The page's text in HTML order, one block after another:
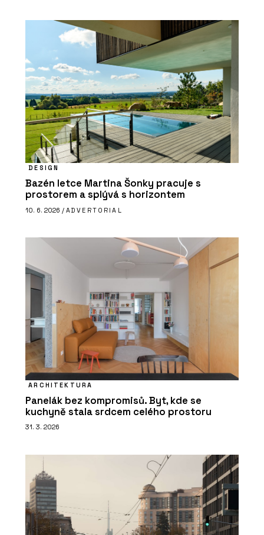
DESIGN
Bazén letce Martina Šonky pracuje s
prostorem a splývá s horizontem
10. 6. 2026 / ADVERTORIAL
ARCHITEKTURA
Panelák bez kompromisů. Byt, kde se
kuchyně stala srdcem celého prostoru
31. 3. 2026